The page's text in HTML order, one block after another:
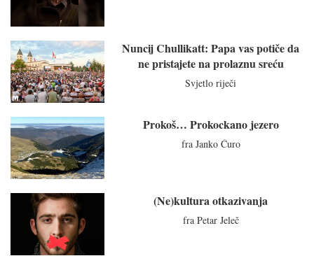
Nuncij Chullikatt: Papa vas potiče da
ne pristajete na prolaznu sreću
Svjetlo riječi
Prokoš… Prokockano jezero
fra Janko Ćuro
(Ne)kultura otkazivanja
fra Petar Jeleč